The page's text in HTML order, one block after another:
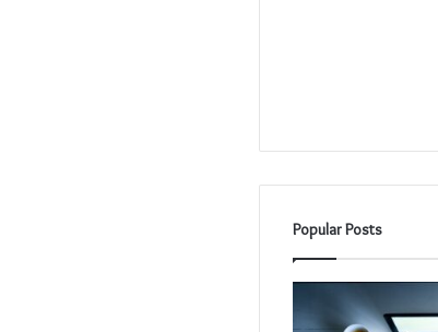
Popular Posts